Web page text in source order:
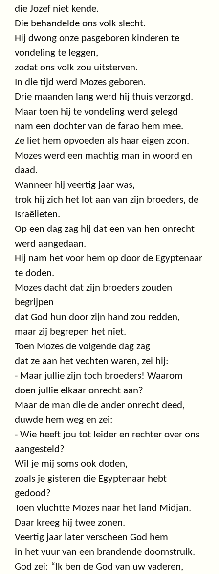
die Jozef niet kende.
Die behandelde ons volk slecht.
Hij dwong onze pasgeboren kinderen te
vondeling te leggen,
zodat ons volk zou uitsterven.
In die tijd werd Mozes geboren.
Drie maanden lang werd hij thuis verzorgd.
Maar toen hij te vondeling werd gelegd
nam een dochter van de farao hem mee.
Ze liet hem opvoeden als haar eigen zoon.
Mozes werd een machtig man in woord en
daad.
Wanneer hij veertig jaar was,
trok hij zich het lot aan van zijn broeders, de
Israëlieten.
Op een dag zag hij dat een van hen onrecht
werd aangedaan.
Hij nam het voor hem op door de Egyptenaar
te doden.
Mozes dacht dat zijn broeders zouden
begrijpen
dat God hun door zijn hand zou redden,
maar zij begrepen het niet.
Toen Mozes de volgende dag zag
dat ze aan het vechten waren, zei hij:
- Maar jullie zijn toch broeders! Waarom
doen jullie elkaar onrecht aan?
Maar de man die de ander onrecht deed,
duwde hem weg en zei:
- Wie heeft jou tot leider en rechter over ons
aangesteld?
Wil je mij soms ook doden,
zoals je gisteren die Egyptenaar hebt
gedood?
Toen vluchtte Mozes naar het land Midjan.
Daar kreeg hij twee zonen.
Veertig jaar later verscheen God hem
in het vuur van een brandende doornstruik.
God zei: “Ik ben de God van uw vaderen,